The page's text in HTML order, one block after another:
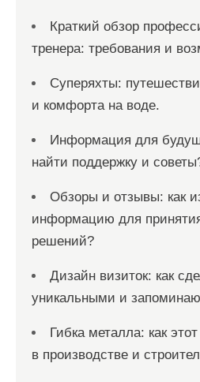
Краткий обзор
тренера: требования и
Суперяхты:
и комфорта на воде.
Информация для
найти поддержку и
Обзоры и отзывы: как
информацию для
решений?
Дизайн визиток: как
уникальными и
Гибка металла: как
в производстве и